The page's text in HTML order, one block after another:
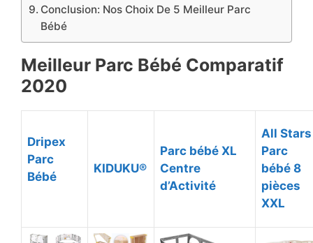
Conclusion: Nos Choix De 5 Meilleur Parc
Bébé
Meilleur Parc Bébé Comparatif
2020
Dripex
Parc
Bébé
KIDUKU®
Parc bébé XL
Centre
d’Activité
All Stars
Parc
bébé 8
pièces
XXL